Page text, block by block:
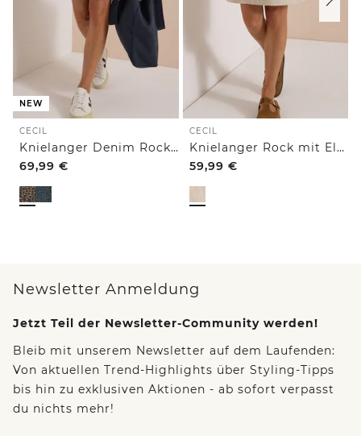
NEW
CECIL
Knielanger Denim Rock mit Leo-Muster
69,99 €
CECIL
Knielanger Rock mit Elastikbund
59,99 €
Newsletter Anmeldung
Jetzt Teil der Newsletter-Community werden!
Bleib mit unserem Newsletter auf dem Laufenden:
Von aktuellen Trend-Highlights über Styling-Tipps
bis hin zu exklusiven Aktionen - ab sofort verpasst
du nichts mehr!